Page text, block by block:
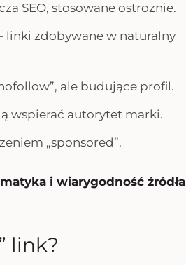
SEO, stosowane ostrożnie.
linki zdobywane w naturalny
ale budujące profil.
wspierać autorytet marki.
„sponsored”.
i wiarygodność źródła
link?